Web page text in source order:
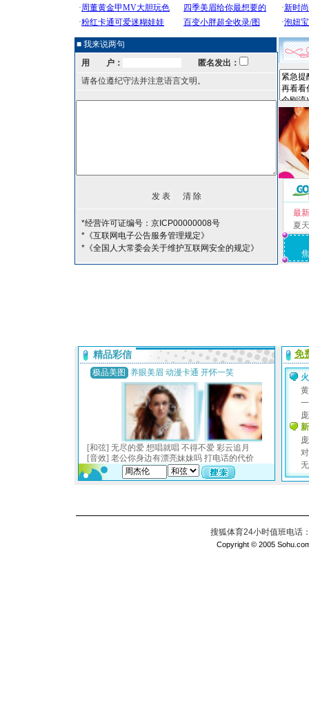
■ 我来说两句
用 户：
匿名发出：
请各位遵纪守法并注意语言文明。
*经营许可证编号：京ICP00000008号
*《互联网电子公告服务管理规定》
*《全国人大常委会关于维护互联网安全的规定》
最
夏
搜狐体育24小时值班电话
Copyright © 2005